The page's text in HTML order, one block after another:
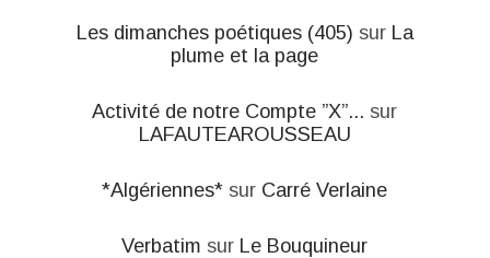
Les dimanches poétiques (405) sur La
plume et la page
Activité de notre Compte ”X”... sur
LAFAUTEAROUSSEAU
*Algériennes* sur Carré Verlaine
Verbatim sur Le Bouquineur